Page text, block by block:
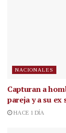
NACIONALES
Capturan a
pareja y a su ex
HACE 1 DÍA